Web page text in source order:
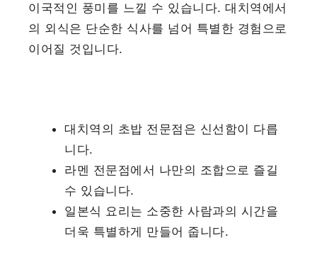
이국적인 풍미를 느낄 수 있습니다. 대치역에서
의 외식은 단순한 식사를 넘어 특별한 경험으로
이어질 것입니다.
대치역의 초밥 전문점은 신선함이 다릅
니다.
라멘 전문점에서 나만의 조합으로 즐길
수 있습니다.
일본식 요리는 소중한 사람과의 시간을
더욱 특별하게 만들어 줍니다.